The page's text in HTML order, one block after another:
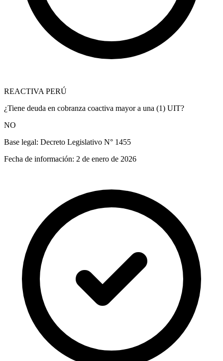
REACTIVA PERÚ
¿Tiene deuda en cobranza coactiva mayor a una (1) UIT?
NO
Base legal: Decreto Legislativo N° 1455
Fecha de información: 2 de enero de 2026